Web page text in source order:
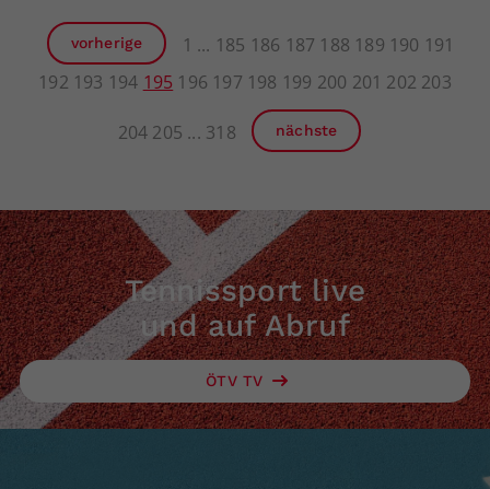
vorherige 1 185 186 187 188 189 190 191
192 193 194 195 196 197 198 199 200 201 202 203
204 205 318 nächste
Tennissport live
und auf Abruf
ÖTV TV